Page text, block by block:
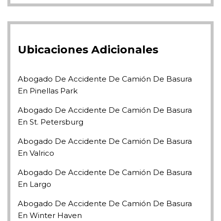
Ubicaciones Adicionales
Abogado De Accidente De Camión De Basura
En Pinellas Park
Abogado De Accidente De Camión De Basura
En St. Petersburg
Abogado De Accidente De Camión De Basura
En Valrico
Abogado De Accidente De Camión De Basura
En Largo
Abogado De Accidente De Camión De Basura
En Winter Haven